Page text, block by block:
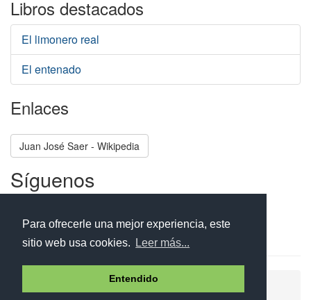
Para ofrecerle una mejor experiencia, este
sitio web usa cookies.
Leer más...
Entendido
Libros destacados
El limonero real
El entenado
Enlaces
Juan José Saer - Wikipedia
Síguenos
Aviso legal